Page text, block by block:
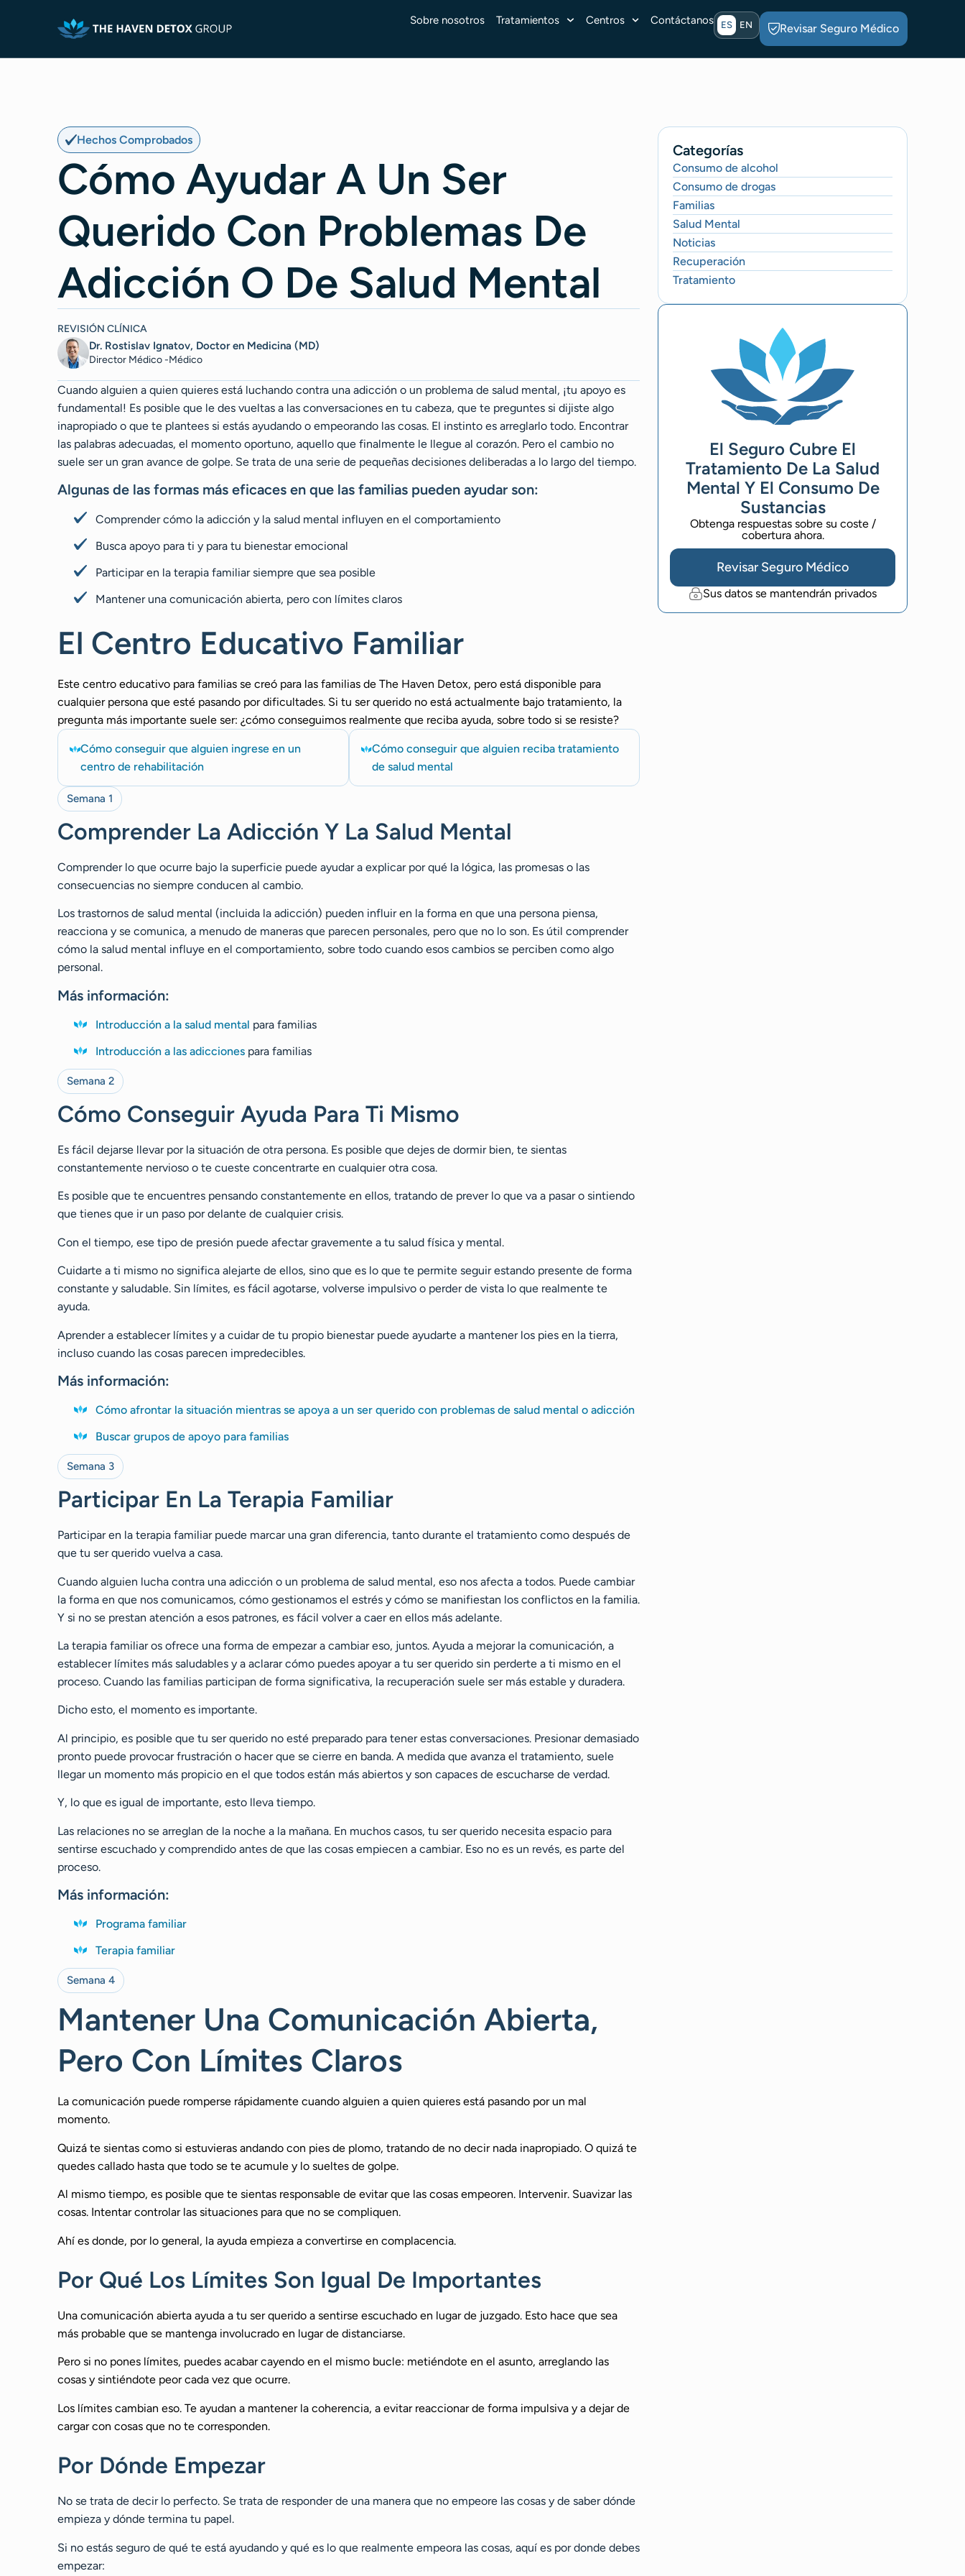
Sobre nosotros Tratamientos Centros Contáctanos ES EN Revisar Seguro Médico
Hechos Comprobados
Cómo Ayudar A Un Ser
Querido Con Problemas De
Adicción O De Salud Mental
REVISIÓN CLÍNICA
Dr. Rostislav Ignatov, Doctor en Medicina (MD)
Director Médico -Médico
Cuando alguien a quien quieres está luchando contra una adicción o un problema de salud mental, ¡tu apoyo es
fundamental! Es posible que le des vueltas a las conversaciones en tu cabeza, que te preguntes si dijiste algo
inapropiado o que te plantees si estás ayudando o empeorando las cosas. El instinto es arreglarlo todo. Encontrar
las palabras adecuadas, el momento oportuno, aquello que finalmente le llegue al corazón. Pero el cambio no
suele ser un gran avance de golpe. Se trata de una serie de pequeñas decisiones deliberadas a lo largo del tiempo.
Algunas de las formas más eficaces en que las familias pueden ayudar son:
Comprender cómo la adicción y la salud mental influyen en el comportamiento
Busca apoyo para ti y para tu bienestar emocional
Participar en la terapia familiar siempre que sea posible
Mantener una comunicación abierta, pero con límites claros
El Centro Educativo Familiar
Este centro educativo para familias se creó para las familias de The Haven Detox, pero está disponible para
cualquier persona que esté pasando por dificultades. Si tu ser querido no está actualmente bajo tratamiento, la
pregunta más importante suele ser: ¿cómo conseguimos realmente que reciba ayuda, sobre todo si se resiste?
Cómo conseguir que alguien ingrese en un
centro de rehabilitación
Cómo conseguir que alguien reciba tratamiento
de salud mental
Semana 1
Comprender La Adicción Y La Salud Mental
Comprender lo que ocurre bajo la superficie puede ayudar a explicar por qué la lógica, las promesas o las
consecuencias no siempre conducen al cambio.
Los trastornos de salud mental (incluida la adicción) pueden influir en la forma en que una persona piensa,
reacciona y se comunica, a menudo de maneras que parecen personales, pero que no lo son. Es útil comprender
cómo la salud mental influye en el comportamiento, sobre todo cuando esos cambios se perciben como algo
personal.
Más información:
Introducción a la salud mental para familias
Introducción a las adicciones para familias
Semana 2
Cómo Conseguir Ayuda Para Ti Mismo
Es fácil dejarse llevar por la situación de otra persona. Es posible que dejes de dormir bien, te sientas
constantemente nervioso o te cueste concentrarte en cualquier otra cosa.
Es posible que te encuentres pensando constantemente en ellos, tratando de prever lo que va a pasar o sintiendo
que tienes que ir un paso por delante de cualquier crisis.
Con el tiempo, ese tipo de presión puede afectar gravemente a tu salud física y mental.
Cuidarte a ti mismo no significa alejarte de ellos, sino que es lo que te permite seguir estando presente de forma
constante y saludable. Sin límites, es fácil agotarse, volverse impulsivo o perder de vista lo que realmente te
ayuda.
Aprender a establecer límites y a cuidar de tu propio bienestar puede ayudarte a mantener los pies en la tierra,
incluso cuando las cosas parecen impredecibles.
Más información:
Cómo afrontar la situación mientras se apoya a un ser querido con problemas de salud mental o adicción
Buscar grupos de apoyo para familias
Semana 3
Participar En La Terapia Familiar
Participar en la terapia familiar puede marcar una gran diferencia, tanto durante el tratamiento como después de
que tu ser querido vuelva a casa.
Cuando alguien lucha contra una adicción o un problema de salud mental, eso nos afecta a todos. Puede cambiar
la forma en que nos comunicamos, cómo gestionamos el estrés y cómo se manifiestan los conflictos en la familia.
Y si no se prestan atención a esos patrones, es fácil volver a caer en ellos más adelante.
La terapia familiar os ofrece una forma de empezar a cambiar eso, juntos. Ayuda a mejorar la comunicación, a
establecer límites más saludables y a aclarar cómo puedes apoyar a tu ser querido sin perderte a ti mismo en el
proceso. Cuando las familias participan de forma significativa, la recuperación suele ser más estable y duradera.
Dicho esto, el momento es importante.
Al principio, es posible que tu ser querido no esté preparado para tener estas conversaciones. Presionar demasiado
pronto puede provocar frustración o hacer que se cierre en banda. A medida que avanza el tratamiento, suele
llegar un momento más propicio en el que todos están más abiertos y son capaces de escucharse de verdad.
Y, lo que es igual de importante, esto lleva tiempo.
Las relaciones no se arreglan de la noche a la mañana. En muchos casos, tu ser querido necesita espacio para
sentirse escuchado y comprendido antes de que las cosas empiecen a cambiar. Eso no es un revés, es parte del
proceso.
Más información:
Programa familiar
Terapia familiar
Semana 4
Mantener Una Comunicación Abierta,
Pero Con Límites Claros
La comunicación puede romperse rápidamente cuando alguien a quien quieres está pasando por un mal
momento.
Quizá te sientas como si estuvieras andando con pies de plomo, tratando de no decir nada inapropiado. O quizá te
quedes callado hasta que todo se te acumule y lo sueltes de golpe.
Al mismo tiempo, es posible que te sientas responsable de evitar que las cosas empeoren. Intervenir. Suavizar las
cosas. Intentar controlar las situaciones para que no se compliquen.
Ahí es donde, por lo general, la ayuda empieza a convertirse en complacencia.
Por Qué Los Límites Son Igual De Importantes
Una comunicación abierta ayuda a tu ser querido a sentirse escuchado en lugar de juzgado. Esto hace que sea
más probable que se mantenga involucrado en lugar de distanciarse.
Pero si no pones límites, puedes acabar cayendo en el mismo bucle: metiéndote en el asunto, arreglando las
cosas y sintiéndote peor cada vez que ocurre.
Los límites cambian eso. Te ayudan a mantener la coherencia, a evitar reaccionar de forma impulsiva y a dejar de
cargar con cosas que no te corresponden.
Por Dónde Empezar
No se trata de decir lo perfecto. Se trata de responder de una manera que no empeore las cosas y de saber dónde
empieza y dónde termina tu papel.
Si no estás seguro de qué te está ayudando y qué es lo que realmente empeora las cosas, aquí es por donde debes
empezar:
Categorías
Consumo de alcohol
Consumo de drogas
Familias
Salud Mental
Noticias
Recuperación
Tratamiento
El Seguro Cubre El
Tratamiento De La Salud
Mental Y El Consumo De
Sustancias
Obtenga respuestas sobre su coste /
cobertura ahora.
Revisar Seguro Médico
Sus datos se mantendrán privados